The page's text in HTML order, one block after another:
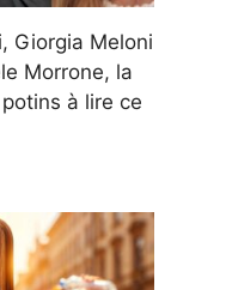
Giorgia Meloni
Morrone, la
à lire ce